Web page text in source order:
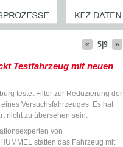
« 5|9 »
Testfahrzeug mit neuen
testet Filter zur Reduzierung der
Versuchsfahrzeuges. Es hat
nicht zu übersehen sein.
von
statten das Fahrzeug mit